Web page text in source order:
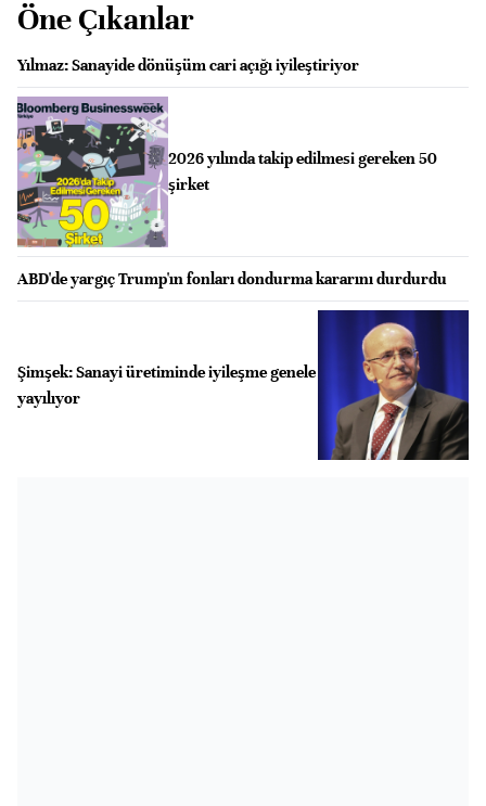
Öne Çıkanlar
Yılmaz: Sanayide dönüşüm cari açığı iyileştiriyor
2026 yılında takip edilmesi gereken 50
şirket
ABD'de yargıç Trump'ın fonları dondurma kararını durdurdu
Şimşek: Sanayi üretiminde iyileşme genele
yayılıyor